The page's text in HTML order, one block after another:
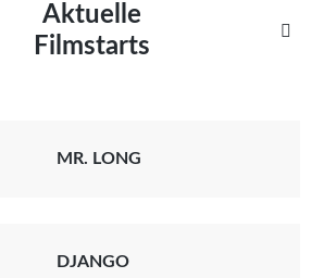
Aktuelle
Filmstarts

MR. LONG
DJANGO